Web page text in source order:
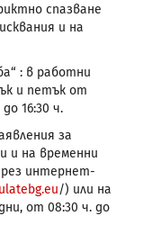
спазване
и на
: в работни
и петък от
16:30 ч.
за
и на временни
интернет-
.eu/) или на
от 08:30 ч. до